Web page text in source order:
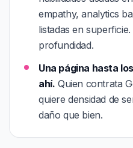
empathy, analytics
listadas en
profundidad.
Una página hasta
ahí. Quien contrata
quiere densidad de
daño que bien.